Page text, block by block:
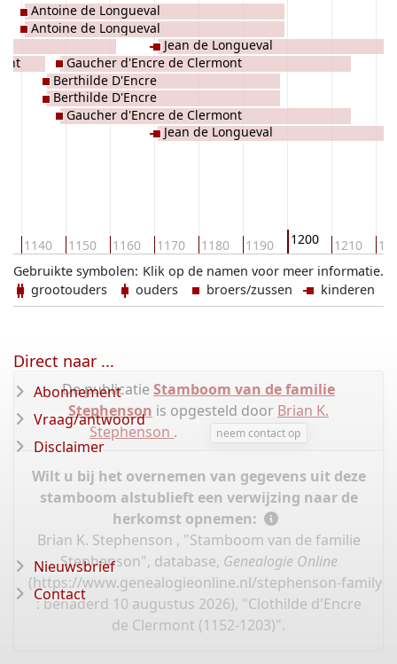
1140 1150 1160 1170 1180 1190 1200 1210
Antoine de Longueval
Antoine de Longueval
Berthilde D'Encre
Berthilde D'Encre
Gaucher d'Encre de Clermont
Gaucher d'Encre de Clermont
Jean de Longueval
Jean de Longueval
Klik op de namen voor meer informatie.
Gebruikte symbolen:
grootouders
ouders broers/zussen kinderen
De publicatie Stamboom van de familie
Stephenson is opgesteld door Brian K.
Stephenson . neem contact op
Wilt u bij het overnemen van gegevens uit deze
stamboom alstublieft een verwijzing naar de
herkomst opnemen:
Brian K. Stephenson , "Stamboom van de familie
Stephenson", database, Genealogie Online
(https://www.genealogieonline.nl/stephenson-family-
: benaderd 10 augustus 2026), "Clothilde d'Encre
de Clermont (1152-1203)".
Direct naar ...
Abonnement
Vraag/antwoord
Disclaimer
Nieuwsbrief
Contact